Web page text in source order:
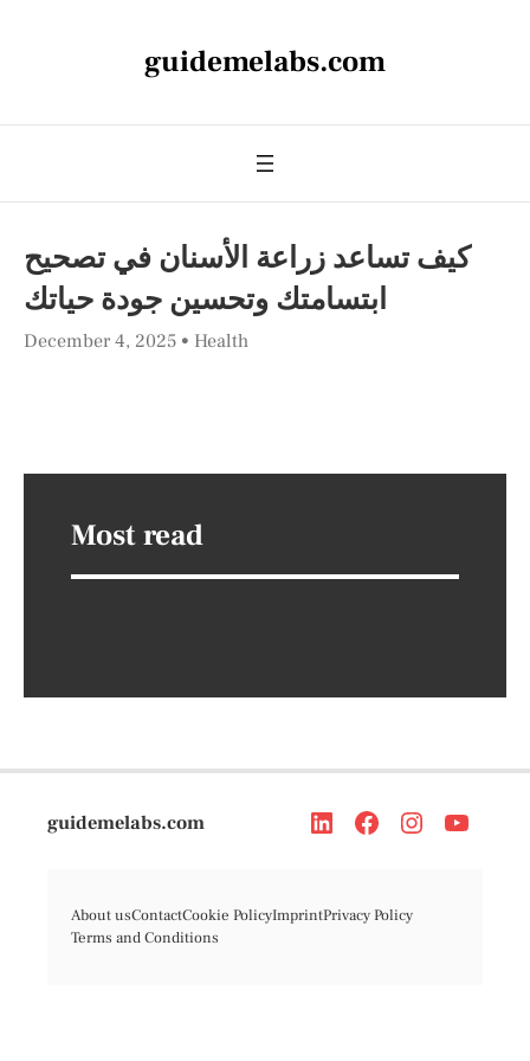
guidemelabs.com
كيف تساعد زراعة الأسنان في تصحيح
ابتسامتك وتحسين جودة حياتك
December 4, 2025 Health
Most read
guidemelabs.com
About usContactCookie PolicyImprintPrivacy Policy
Terms and Conditions